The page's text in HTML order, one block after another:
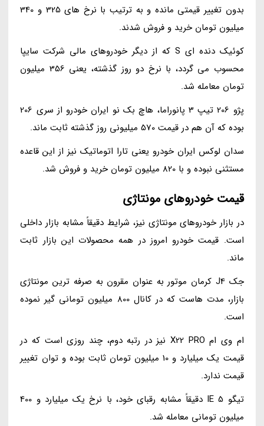
بدون تغییر قیمتی مانده و به ترتیب با نرخ های 325 و 340
میلیون تومان خرید و فروش شدند.
کوئیک دنده ای S که از دیگر خودروهای مالی شرکت سایپا
محسوب می گردد، با نرخ دو روز گذشته، یعنی 356 میلیون
تومان معامله شد.
پژو 206 تیپ 3 پانوراما، هاچ بک نو ایران خودرو از سری 206
بوده که آن هم در قیمت 570 میلیونی روز گذشته ثابت ماند.
سدان لوکس ایران خودرو یعنی تارا اتوماتیک نیز از این قاعده
مستثنی نبوده و با 820 میلیون تومان خرید و فروش شد.
قیمت خودروهای مونتاژی
در بازار خودروهای مونتاژی نیز، شرایط دقیقاً مشابه بازار داخلی
است. قیمت خودرو امروز در همه محصولات این بازار ثابت
ماند.
جک J4 کرمان موتور به عنوان مقرون به صرفه ترین مونتاژی
بازار، مدت هاست که در کانال 800 میلیون تومانی گیر نموده
است.
ام وی ام X22 PRO نیز در رتبه دوم، چند روزی است که در
قیمت یک میلیارد و 10 میلیون تومان ثابت بوده و توان تغییر
قیمت ندارد.
تیگو 5 IE دقیقاً مشابه رقبای خود، با نرخ یک میلیارد و 400
میلیون تومانی معامله شد.